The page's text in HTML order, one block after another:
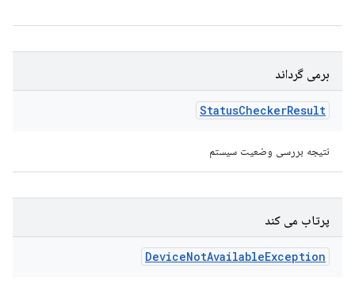
برمی گرداند
StatusCheckerResult
نتیجه بررسی وضعیت سیستم
پرتاب می کند
DeviceNotAvailableException